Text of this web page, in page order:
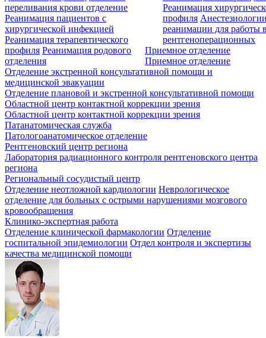
переливания крови отделение
Реанимация пациентов с
хирургической инфекцией
Реанимация терапевтического
профиля Реанимация родового
отделения
Реанимация
профиля
реанимации для работы
рентгеноперационных
Приемное отделение
Приемное отделение
Отделение экстренной консультативной помощи и
медицинской эвакуации
Отделение плановой и экстренной консультативной помощи
Областной центр контактной коррекции зрения
Областной центр контактной коррекции зрения
Патанатомическая служба
Патологоанатомическое отделение
Рентгеновский центр региона
Лаборатория радиационного контроля рентгеновского центра
региона
Региональный сосудистый центр
Отделение неотложной кардиологии Неврологическое
отделение для больных с острыми нарушениями мозгового
кровообращения
Клинико-экспертная работа
Отделение клинической фармакологии Отделение
госпитальной эпидемиологии Отдел контроля и экспертизы
качества медицинской помощи